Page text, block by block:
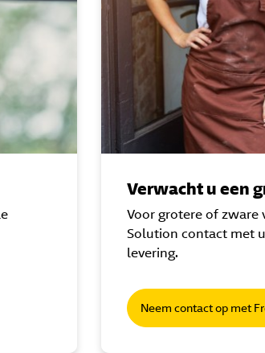
Verwacht u een
Voor grotere of zware
Solution contact met
levering.
Neem contact op met